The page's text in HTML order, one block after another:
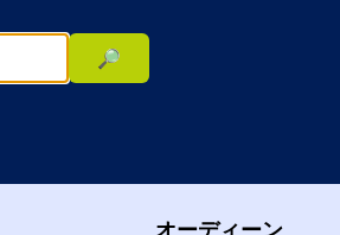
🔎
オーディーン